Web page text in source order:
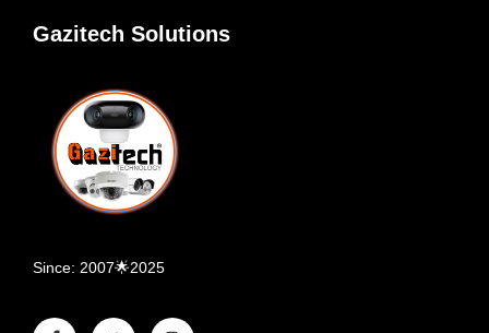
Gazitech Solutions
Since: 2007🌟2025